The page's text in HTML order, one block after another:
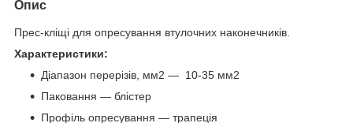
Опис
Прес-кліщі для опресування втулочних наконечників.
Характеристики:
Діапазон перерізів, мм2 — 10-35 мм2
Паковання — блістер
Профіль опресування — трапеція